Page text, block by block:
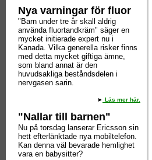
Nya varningar för fluor
"Barn under tre år skall aldrig
använda fluortandkräm" säger en
mycket initierade expert nu i
Kanada. Vilka generella risker finns
med detta mycket giftiga ämne,
som bland annat är den
huvudsakliga beståndsdelen i
nervgasen sarin.
Läs mer här.
"Nallar till barnen"
Nu på torsdag lanserar Ericsson sin
hett efterlänktade nya mobiltelefon.
Kan denna väl bevarade hemlighet
vara en babysitter?